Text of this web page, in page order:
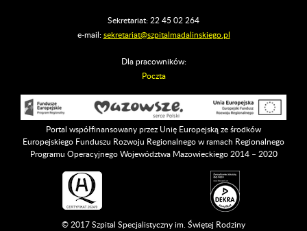
Sekretariat: 22 45 02 264
e-mail:sekretariat@szpitalmadalinskiego.pl
Dla pracowników:
Poczta
Portal współfinansowany przez Unię Europejską ze środków
Europejskiego Funduszu Rozwoju Regionalnego w ramach Regionalnego
Programu Operacyjnego Województwa Mazowieckiego 2014 – 2020
© 2017 Szpital Specjalistyczny im. Świętej Rodziny